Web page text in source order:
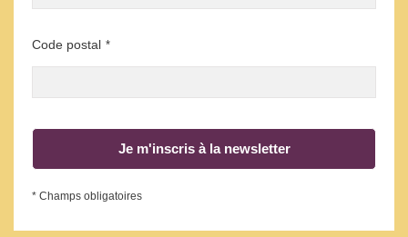
Code postal *
Je m'inscris à la newsletter
* Champs obligatoires